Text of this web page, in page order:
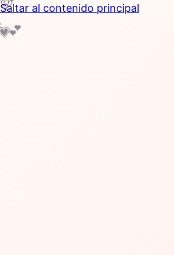
Saltar al contenido principal
💕
💗